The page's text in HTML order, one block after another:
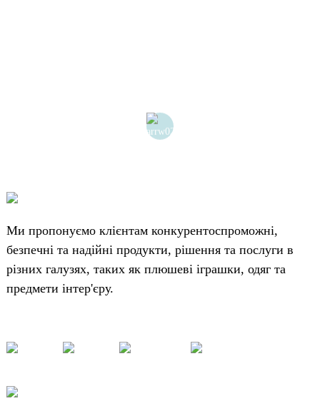
Ми пропонуємо клієнтам конкурентоспроможні,
безпечні та надійні продукти, рішення та послуги в
різних галузях, таких як плюшеві іграшки, одяг та
предмети інтер'єру.